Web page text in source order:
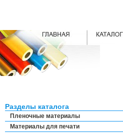
Разделы каталога
Пленочные материалы
Материалы для печати